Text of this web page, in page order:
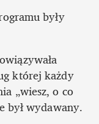
były
której każdy
„wiesz, o co
był wydawany.